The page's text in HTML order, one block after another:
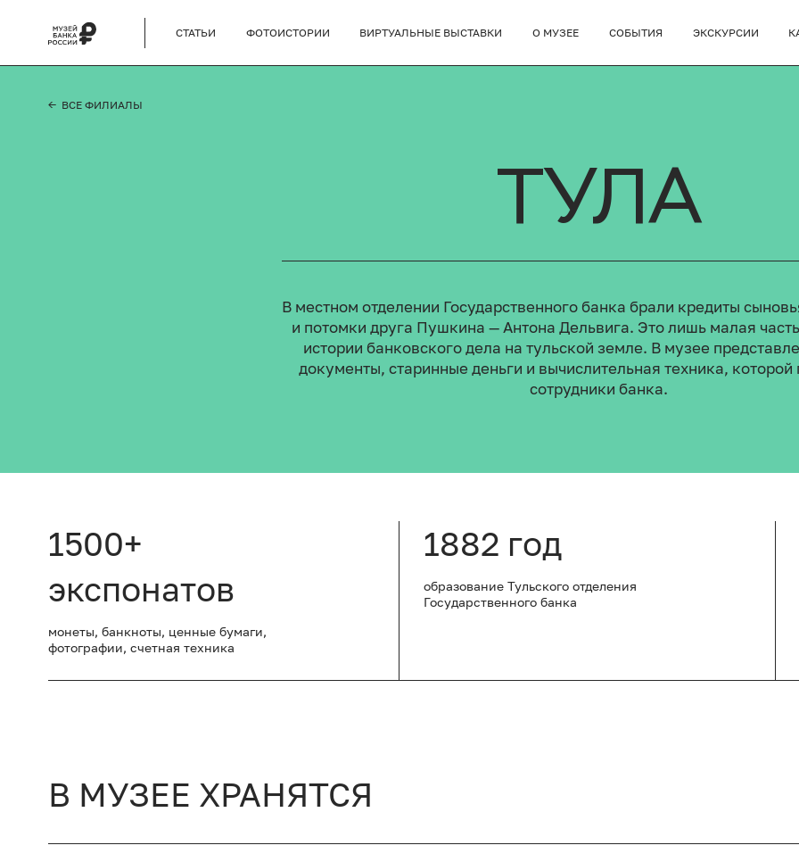
СТАТЬИ ФОТОИСТОРИИ ВИРТУАЛЬНЫЕ ВЫСТАВКИ О МУЗЕЕ СОБЫТИЯ ЭКСКУРСИИ
← ВСЕ ФИЛИАЛЫ
ТУЛА
В местном отделении Государственного банка брали кредиты
и потомки друга Пушкина — Антона Дельвига. Это лишь малая
истории банковского дела на тульской земле. В музее
документы, старинные деньги и вычислительная техника, которой
сотрудники банка.
1500+
экспонатов
монеты, банкноты, ценные бумаги,
фотографии, счетная техника
1882 год
образование Тульского отделения
Государственного банка
В МУЗЕЕ ХРАНЯТСЯ